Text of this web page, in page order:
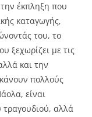
έκπληξη που
καταγωγής,
του, το
ξεχωρίζει με τις
και την
πολλούς
είναι
τραγουδιού, αλλά